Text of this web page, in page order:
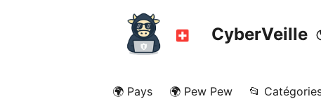
CyberVeille
🌍 Pays 🌍 Pew Pew 📂